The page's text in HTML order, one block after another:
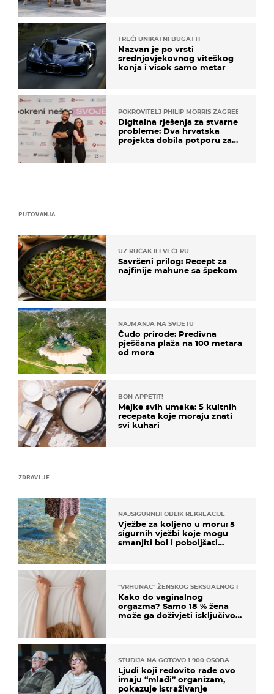
ZDRAVLJE
NAJSIGURNIJI OBLIK REKREACIJE
Vježbe za koljeno u moru: 5
sigurnih vježbi koje mogu
smanjiti bol i poboljšati
"VRHUNAC" ŽENSKOG SEKSUALNOG ISKUSTVA
Kako do vaginalnog
orgazma? Samo 18 % žena
može ga doživjeti isključivo
STUDIJA NA GOTOVO 1.900 OSOBA
Ljudi koji redovito rade ovo
imaju “mlađi” organizam,
pokazuje istraživanje
PUTOVANJA
UZ RUČAK ILI VEČERU
Savršeni prilog: Recept za
najfinije mahune sa špekom
NAJMANJA NA SVIJETU
Čudo prirode: Predivna
pješčana plaža na 100 metara
od mora
BON APPETIT!
Majke svih umaka: 5 kultnih
recepata koje moraju znati
svi kuhari
TREĆI UNIKATNI BUGATTI
Nazvan je po vrsti
srednjovjekovnog viteškog
konja i visok samo metar
POKROVITELJ PHILIP MORRIS ZAGREB
Digitalna rješenja za stvarne
probleme: Dva hrvatska
projekta dobila potporu za